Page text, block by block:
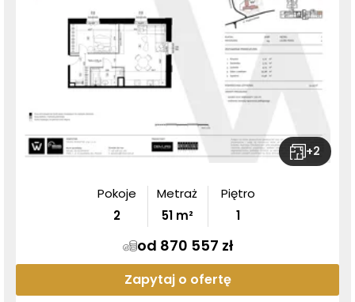
+2
Pokoje
2
Metraż
51m²
Piętro
1
od 870 557 zł
Zapytaj o ofertę